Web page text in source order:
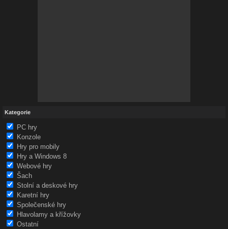
Kategorie
PC hry
Konzole
Hry pro mobily
Hry a Windows 8
Webové hry
Šach
Stolní a deskové hry
Karetní hry
Společenské hry
Hlavolamy a křížovky
Ostatní